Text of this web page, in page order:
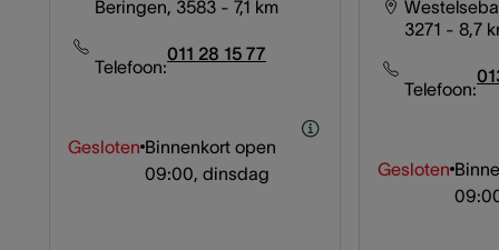
Beringen, 3583 - 7,1 km
Telefoon:
011 28 15 77
Gesloten Binnenkort open
09:00, dinsdag
3271 - 8,7
Telefoon:
Gesloten